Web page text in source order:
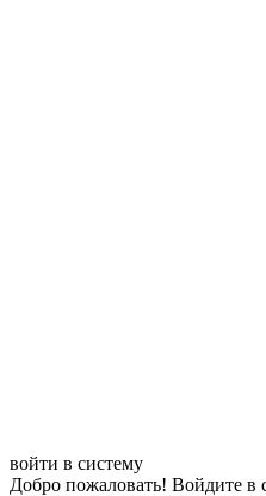
войти в систему
Добро пожаловать! Войдите в